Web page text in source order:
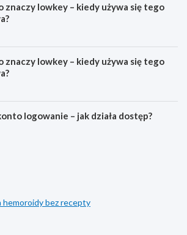
znaczy lowkey – kiedy używa się tego
znaczy lowkey – kiedy używa się tego
logowanie – jak działa dostęp?
hemoroidy bez recepty